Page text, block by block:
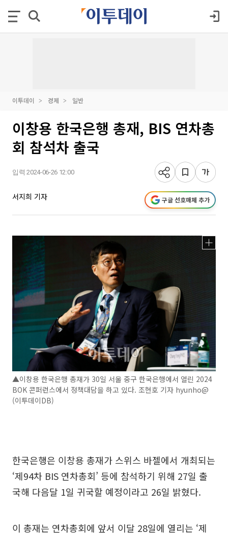
이투데이 경제 일반
이창용 한국은행 총재, BIS 연차총
회 참석차 출국
입력 2024-06-26 12:00
서지희 기자 구글 선호매체 추가
▲이창용 한국은행 총재가 30일 서울 중구 한국은행에서 열린 2024
BOK 콘퍼런스에서 정책대담을 하고 있다. 조현호 기자 hyunho@
(이투데이DB)
한국은행은 이창용 총재가 스위스 바젤에서 개최되는
‘제94차 BIS 연차총회’ 등에 참석하기 위해 27일 출
국해 다음달 1일 귀국할 예정이라고 26일 밝혔다.
이 총재는 연차총회에 앞서 이달 28일에 열리는 ‘제